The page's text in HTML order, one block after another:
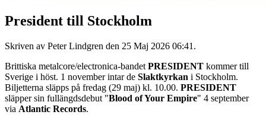
President till Stockholm
Skriven av Peter Lindgren den 25 Maj 2026 06:41 .
Brittiska metalcore/electronica-bandet PRESIDENT kommer till
Sverige i höst. 1 november intar de Slaktkyrkan i Stockholm.
Biljetterna släpps på fredag (29 maj) kl. 10.00. PRESIDENT
släpper sin fullängdsdebut "Blood of Your Empire" 4 september
via Atlantic Records.